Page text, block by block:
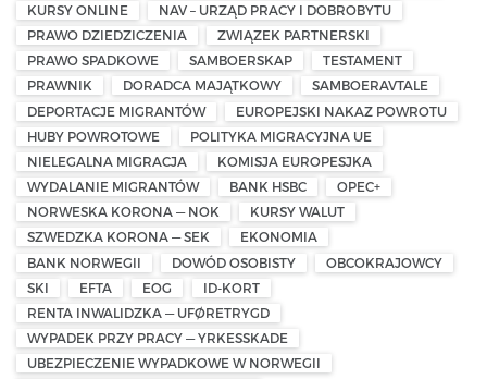
KURSY ONLINE
NAV – URZĄD PRACY I DOBROBYTU
PRAWO DZIEDZICZENIA
ZWIĄZEK PARTNERSKI
PRAWO SPADKOWE
SAMBOERSKAP
TESTAMENT
PRAWNIK
DORADCA MAJĄTKOWY
SAMBOERAVTALE
DEPORTACJE MIGRANTÓW
EUROPEJSKI NAKAZ POWROTU
HUBY POWROTOWE
POLITYKA MIGRACYJNA UE
NIELEGALNA MIGRACJA
KOMISJA EUROPESJKA
WYDALANIE MIGRANTÓW
BANK HSBC
OPEC+
NORWESKA KORONA — NOK
KURSY WALUT
SZWEDZKA KORONA — SEK
EKONOMIA
BANK NORWEGII
DOWÓD OSOBISTY
OBCOKRAJOWCY
SKI
EFTA EOG
ID-KORT
RENTA INWALIDZKA — UFØRETRYGD
WYPADEK PRZY PRACY — YRKESSKADE
UBEZPIECZENIE WYPADKOWE W NORWEGII